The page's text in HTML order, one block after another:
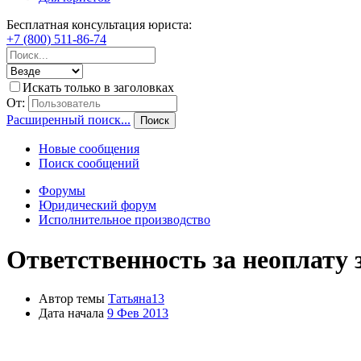
Бесплатная консультация юриста:
+7 (800) 511-86-74
Искать только в заголовках
От:
Расширенный поиск...
Поиск
Новые сообщения
Поиск сообщений
Форумы
Юридический форум
Исполнительное производство
Ответственность за неоплату
Автор темы Татьяна13
Дата начала 9 Фев 2013